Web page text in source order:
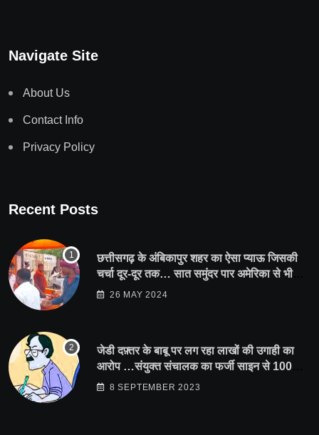
Navigate Site
About Us
Contact Info
Privacy Policy
Recent Posts
छत्तीसगढ़ के अंबिकापुर शहर का ऐसा प्याऊ जिसकी
चर्चा दूर-दूर तक… सात समुंदर पार अमेरिका से भी
पहुंचा सहयोग
26 MAY 2024
जेडी दफ़्तर के बाबू पर लग रहा लाखों की उगाही का
आरोप …संयुक्त संचालक का फर्जी साइन से 100
शिक्षकों क़ो थमाया संशोधन आदेश
8 SEPTEMBER 2023